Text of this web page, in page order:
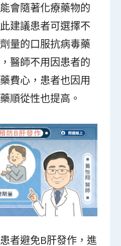
會隨著化療藥物的
建議患者可選擇不
量的口服抗病毒藥
醫師不用因患者的
費心，患者也因用
順從性也提高。
者避免B肝發作，進